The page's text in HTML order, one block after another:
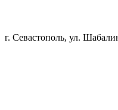
г. Севастополь, ул.